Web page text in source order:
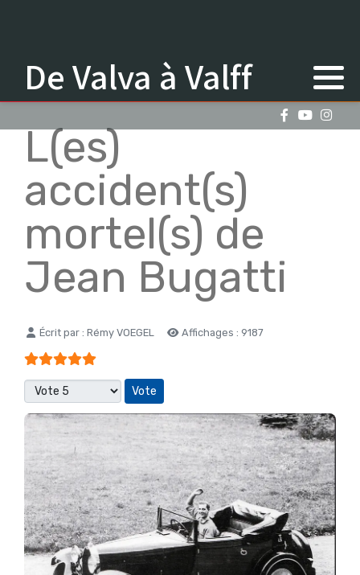
De Valva à Valff
L(es)
accident(s)
mortel(s) de
Jean Bugatti
Détails
Écrit par : Rémy VOEGEL Affichages : 9187
Vote utilisateur:
Veuillez voter